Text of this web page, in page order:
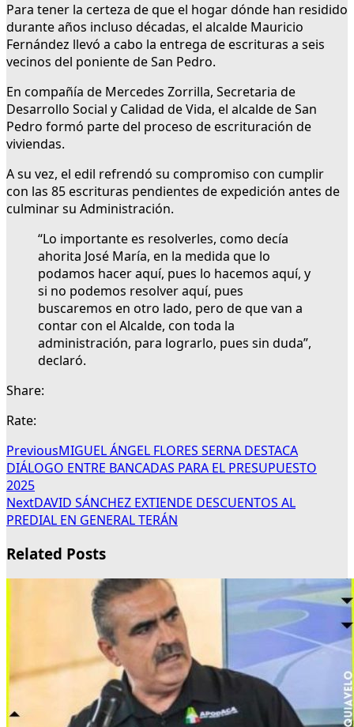
Para tener la certeza de que el hogar dónde han residido
durante años incluso décadas, el alcalde Mauricio
Fernández llevó a cabo la entrega de escrituras a seis
vecinos del poniente de San Pedro.
En compañía de Mercedes Zorrilla, Secretaria de
Desarrollo Social y Calidad de Vida, el alcalde de San
Pedro formó parte del proceso de escrituración de
viviendas.
A su vez, el edil refrendó su compromiso con cumplir
con las 85 escrituras pendientes de expedición antes de
culminar su Administración.
“Lo importante es resolverles, como decía
ahorita José María, en la medida que lo
podamos hacer aquí, pues lo hacemos aquí, y
si no podemos resolver aquí, pues
buscaremos en otro lado, pero de que van a
contar con el Alcalde, con toda la
administración, para lograrlo, pues sin duda”,
declaró.
Share:
Rate:
PreviousMIGUEL ÁNGEL FLORES SERNA DESTACA
DIÁLOGO ENTRE BANCADAS PARA EL PRESUPUESTO
2025
NextDAVID SÁNCHEZ EXTIENDE DESCUENTOS AL
PREDIAL EN GENERAL TERÁN
Related Posts